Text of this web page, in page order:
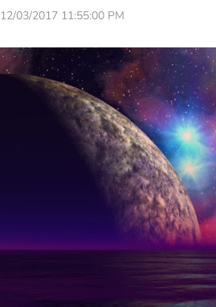
12/03/2017 11:55:00 PM